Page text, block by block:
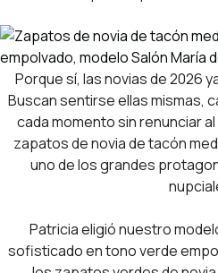
Porque sí, las novias de 2026
Buscan sentirse ellas mismas,
cada momento sin renunciar
zapatos de novia de tacón
uno de los grandes
Patricia eligió nuestro
sofisticado en tono verde